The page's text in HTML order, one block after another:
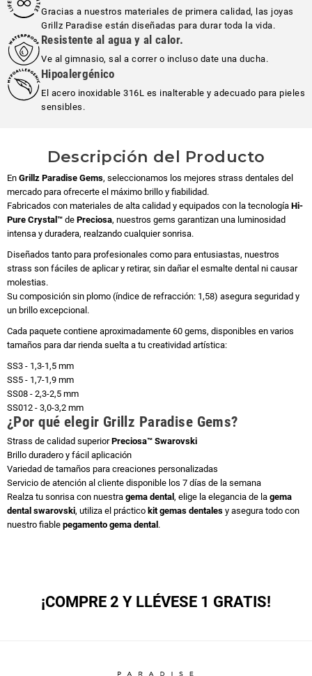
Gracias a nuestros materiales de primera calidad, las joyas
Grillz Paradise están diseñadas para durar toda la vida.
Resistente al agua y al calor.
Ve al gimnasio, sal a correr o incluso date una ducha.
Hipoalergénico
El acero inoxidable 316L es inalterable y adecuado para pieles
sensibles.
Descripción del Producto
En Grillz Paradise Gems, seleccionamos los mejores strass dentales del
mercado para ofrecerte el máximo brillo y fiabilidad.
Fabricados con materiales de alta calidad y equipados con la tecnología Hi-
Pure Crystal™ de Preciosa, nuestros gems garantizan una luminosidad
intensa y duradera, realzando cualquier sonrisa.
Diseñados tanto para profesionales como para entusiastas, nuestros
strass son fáciles de aplicar y retirar, sin dañar el esmalte dental ni causar
molestias.
Su composición sin plomo (índice de refracción: 1,58) asegura seguridad y
un brillo excepcional.
Cada paquete contiene aproximadamente 60 gems, disponibles en varios
tamaños para dar rienda suelta a tu creatividad artística:
SS3 - 1,3-1,5 mm
SS5 - 1,7-1,9 mm
SS08 - 2,3-2,5 mm
SS012 - 3,0-3,2 mm
¿Por qué elegir Grillz Paradise Gems?
Strass de calidad superiorPreciosa™ Swarovski
Brillo duradero y fácil aplicación
Variedad de tamaños para creaciones personalizadas
Servicio de atención al cliente disponible los 7 días de la semana
Realza tu sonrisa con nuestra gema dental, elige la elegancia de la gema
dental swarovski, utiliza el práctico kit gemas dentales y asegura todo con
nuestro fiable pegamento gema dental.
¡COMPRE 2 Y LLÉVESE 1 GRATIS!